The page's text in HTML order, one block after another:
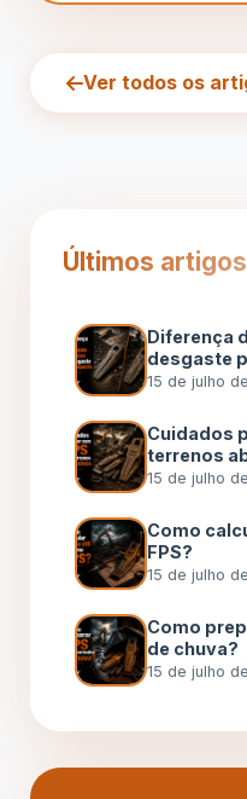
Ver todos os
Últimos artigos
Diferença
desgaste
15 de julho
Cuidados
terrenos
15 de julho
Como
FPS?
15 de julho
Como
de chuva?
15 de julho